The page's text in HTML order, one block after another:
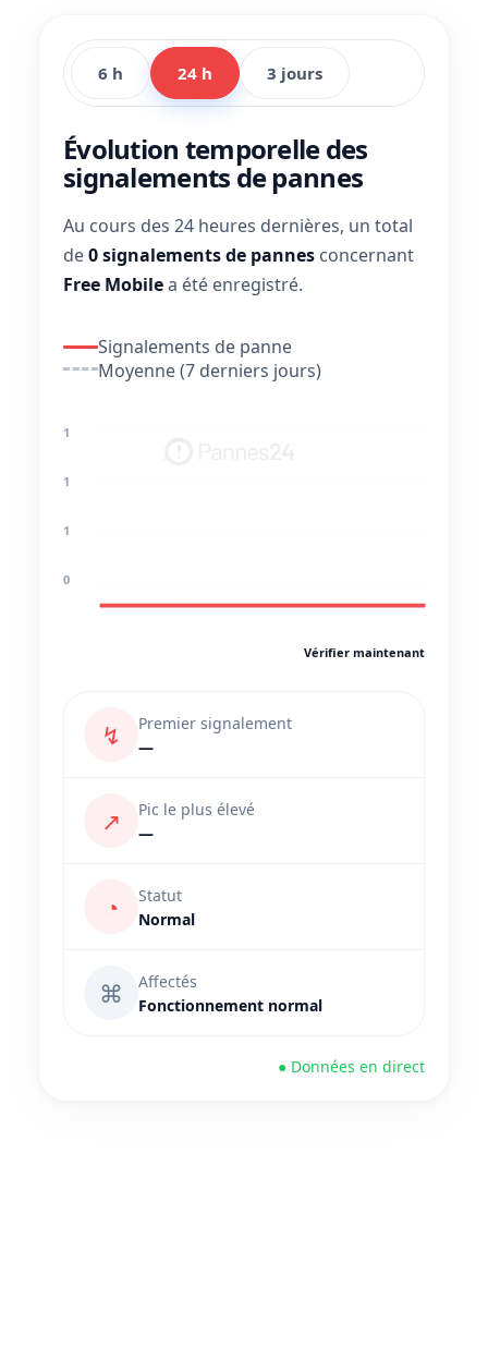
6 h 24 h 3 jours
Évolution temporelle des
signalements de pannes
Au cours des 24 heures dernières, un total
de0 signalements de pannes concernant
Free Mobilea été enregistré.
Signalements de panne
Moyenne (7 derniers jours)
1
1
1
0
Vérifier maintenant
↯
Premier signalement
—
↗
Pic le plus élevé
—
◔
Statut
Normal
⌘
Affectés
Fonctionnement normal
● Données en direct